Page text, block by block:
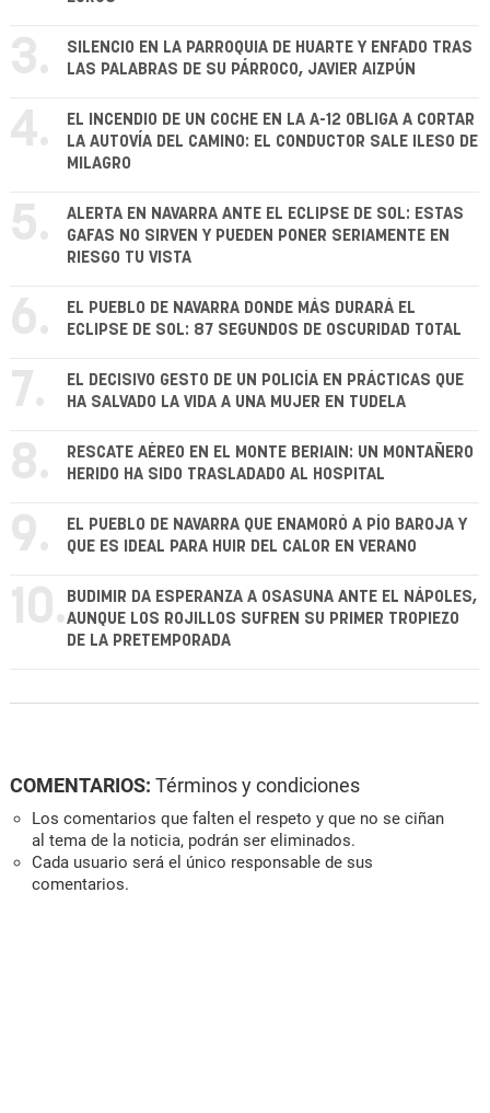
3.
SILENCIO EN LA PARROQUIA DE HUARTE Y ENFADO TRAS
LAS PALABRAS DE SU PÁRROCO, JAVIER AIZPÚN
4.
EL INCENDIO DE UN COCHE EN LA A-12 OBLIGA A CORTAR
LA AUTOVÍA DEL CAMINO: EL CONDUCTOR SALE ILESO DE
MILAGRO
5.
ALERTA EN NAVARRA ANTE EL ECLIPSE DE SOL: ESTAS
GAFAS NO SIRVEN Y PUEDEN PONER SERIAMENTE EN
RIESGO TU VISTA
6.
EL PUEBLO DE NAVARRA DONDE MÁS DURARÁ EL
ECLIPSE DE SOL: 87 SEGUNDOS DE OSCURIDAD TOTAL
7.
EL DECISIVO GESTO DE UN POLICÍA EN PRÁCTICAS QUE
HA SALVADO LA VIDA A UNA MUJER EN TUDELA
8.
RESCATE AÉREO EN EL MONTE BERIAIN: UN MONTAÑERO
HERIDO HA SIDO TRASLADADO AL HOSPITAL
9.
EL PUEBLO DE NAVARRA QUE ENAMORÓ A PÍO BAROJA Y
QUE ES IDEAL PARA HUIR DEL CALOR EN VERANO
10. BUDIMIR DA ESPERANZA A OSASUNA ANTE EL NÁPOLES,
AUNQUE LOS ROJILLOS SUFREN SU PRIMER TROPIEZO
DE LA PRETEMPORADA
COMENTARIOS: Términos y condiciones
Los comentarios que falten el respeto y que no se ciñan
al tema de la noticia, podrán ser eliminados.
Cada usuario será el único responsable de sus
comentarios.